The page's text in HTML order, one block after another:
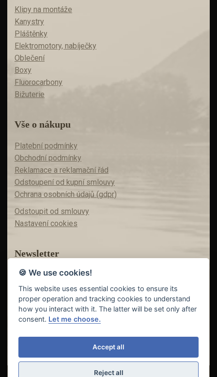
Klipy na montáže
Kanystry
Pláštěnky
Elektromotory, nabíječky
Oblečení
Boxy
Fluorocarbony
Bižuterie
Vše o nákupu
Platební podmínky
Obchodní podmínky
Reklamace a reklamační řád
Odstoupení od kupní smlouvy
Ochrana osobních údajů (gdpr)
Odstoupit od smlouvy
Nastavení cookies
Newsletter
Máte zájem o akční nabídky?
Teď už vám nic neunikne!
🍪 We use cookies!
This website uses essential cookies to ensure its
proper operation and tracking cookies to understand
how you interact with it. The latter will be set only after
consent. Let me choose.
Accept all
Reject all